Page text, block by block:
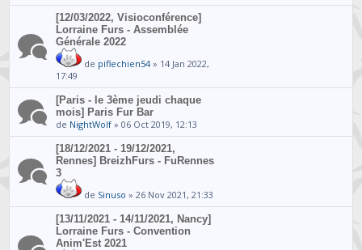
[12/03/2022, Visioconférence]
Lorraine Furs - Assemblée
Générale 2022
de piflechien54» 14 Jan 2022,
17:49
[Paris - le 3ème jeudi chaque
mois] Paris Fur Bar
de NightWolf » 06 Oct 2019, 12:13
[18/12/2021 - 19/12/2021,
Rennes] BreizhFurs - FuRennes
3
de Sinuso » 26 Nov 2021, 21:33
[13/11/2021 - 14/11/2021, Nancy]
Lorraine Furs - Convention
Anim'Est 2021